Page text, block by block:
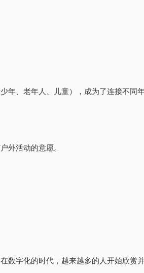
、老年人、儿童），成为了连接不同
外活动的意愿。
字化的时代，越来越多的人开始欣赏